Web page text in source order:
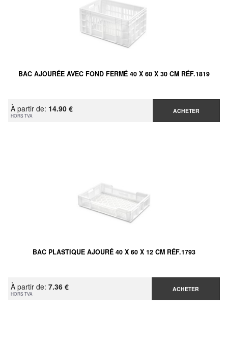
BAC AJOURÉE AVEC FOND FERMÉ 40 X 60 X 30 CM RÉF.1819
À partir de: 14.90 €
HORS TVA
ACHETER
BAC PLASTIQUE AJOURÉ 40 X 60 X 12 CM RÉF.1793
À partir de: 7.36 €
HORS TVA
ACHETER